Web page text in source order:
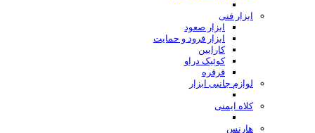
ابزار فنی
ابزار صعود
ابزار فرود و حمایت
کارابین
کوئیک دراو
قرقره
لوازم جانبی ابزار
کلاه ایمنی
هارنس